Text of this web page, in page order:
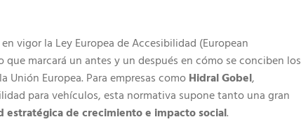
vigor la Ley Europea de Accesibilidad (European
marcará un antes y un después en cómo se conciben los
Europea. Para empresas comoHidral Gobel,
para vehículos, esta normativa supone tanto una gran
estratégica de crecimiento e impacto social.